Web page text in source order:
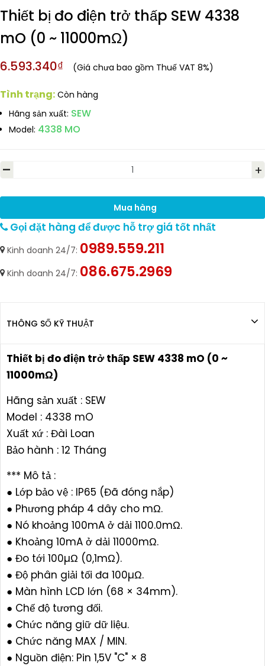
Thiết bị đo điện trở thấp SEW 4338
mO (0 ~ 11000mΩ)
6.593.340₫ (Giá chưa bao gồm Thuế VAT 8%)
Tình trạng: Còn hàng
Hãng sản xuất: SEW
Model: 4338 MO
- +
Mua hàng
Gọi đặt hàng để được hỗ trợ giá tốt nhất
Kinh doanh 24/7: 0989.559.211
Kinh doanh 24/7: 086.675.2969
THÔNG SỐ KỸ THUẬT
Thiết bị đo điện trở thấp SEW 4338 mO (0 ~
11000mΩ)
Hãng sản xuất : SEW
Model : 4338 mO
Xuất xứ : Đài Loan
Bảo hành : 12 Tháng
*** Mô tả :
● Lớp bảo vệ : IP65 (Đã đóng nắp)
● Phương pháp 4 dây cho mΩ.
● Nó khoảng 100mA ở dải 1100.0mΩ.
● Khoảng 10mA ở dải 11000mΩ.
● Đo tới 100µΩ (0,1mΩ).
● Độ phân giải tối đa 100µΩ.
● Màn hình LCD lớn (68 × 34mm).
● Chế độ tương đối.
● Chức năng giữ dữ liệu.
● Chức năng MAX / MIN.
● Nguồn điện: Pin 1,5V "C" × 8